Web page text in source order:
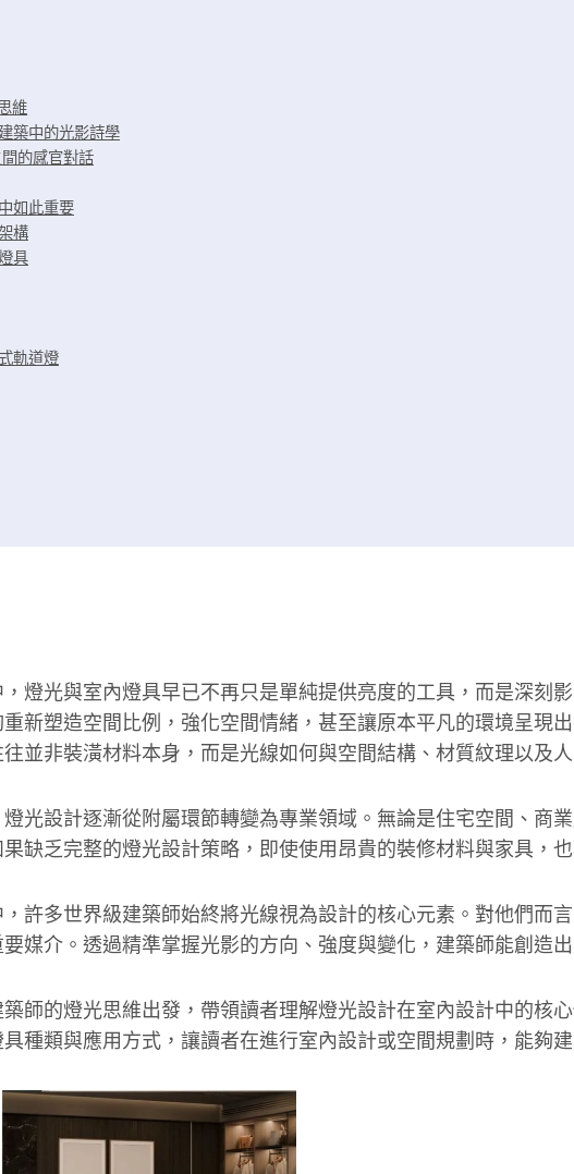
維
築中的光影詩學
的感官對話
如此重要
構
具
軌道燈
燈光與室內燈具早已不再只是單純提供亮度的工具，而是深刻
新塑造空間比例，強化空間情緒，甚至讓原本平凡的環境呈現
並非裝潢材料本身，而是光線如何與空間結構、材質紋理以及
光設計逐漸從附屬環節轉變為專業領域。無論是住宅空間、商
缺乏完整的燈光設計策略，即使使用昂貴的裝修材料與家具，
許多世界級建築師始終將光線視為設計的核心元素。對他們而
媒介。透過精準掌握光影的方向、強度與變化，建築師能創造
師的燈光思維出發，帶領讀者理解燈光設計在室內設計中的核
種類與應用方式，讓讀者在進行室內設計或空間規劃時，能夠